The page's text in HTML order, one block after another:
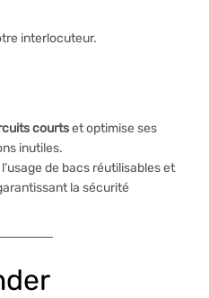
interlocuteur.
courtset optimise ses
inutiles.
de bacs réutilisables et
la sécurité